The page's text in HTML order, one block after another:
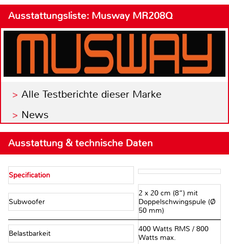
Ausstattungsliste: Musway MR208Q
Alle Testberichte dieser Marke
News
Ausstattung & technische Daten
Specification
Subwoofer
2 x 20 cm (8“) mit
Doppelschwingspule (Ø
50 mm)
Belastbarkeit
400 Watts RMS / 800
Watts max.